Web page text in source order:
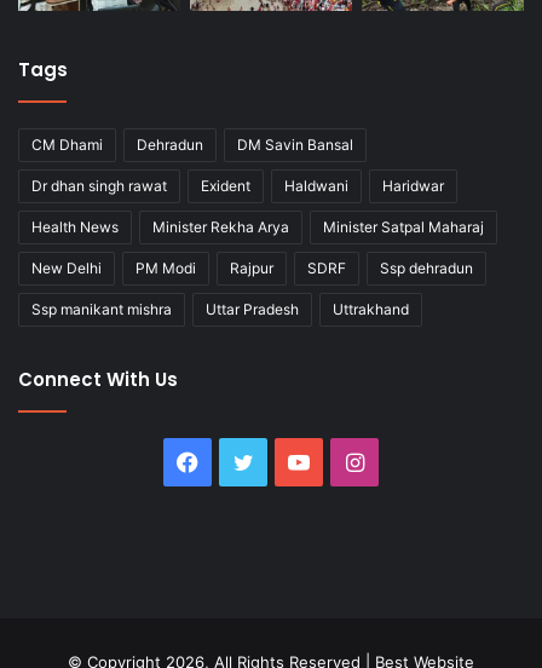
Tags
CM Dhami Dehradun DM Savin Bansal
Dr dhan singh rawat Exident Haldwani Haridwar
Health News Minister Rekha Arya Minister Satpal Maharaj
New Delhi PM Modi Rajpur SDRF Ssp dehradun
Ssp manikant mishra Uttar Pradesh Uttrakhand
Connect With Us
Facebook
Twitter YouTubeInstagram
© Copyright 2026, All Rights Reserved | Best Website